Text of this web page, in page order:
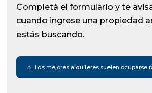
Completá el formulario y te
cuando ingrese una propiedad
estás buscando.
⚠ Los mejores alquileres suelen ocuparse